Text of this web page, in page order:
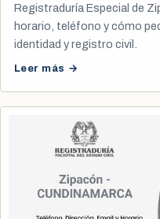
Registraduría Especial de
horario, teléfono y cómo
identidad y registro civil.
Leer más →